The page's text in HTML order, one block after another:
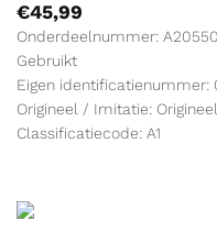
€45,99
Onderdeelnummer:
Gebruikt
Eigen identificatienummer:
Origineel / Imitatie: Origineel
Classificatiecode: A1